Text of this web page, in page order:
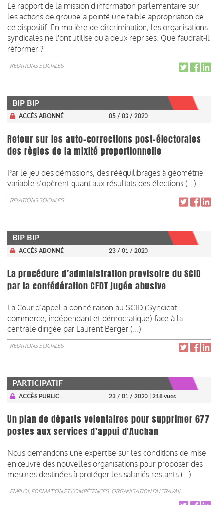
Le rapport de la mission d'information parlementaire sur
les actions de groupe a pointé une faible appropriation de
ce dispositif. En matière de discrimination, les organisations
syndicales ne l'ont utilisé qu'à deux reprises. Que faudrait-il
réformer ?
RELATIONS SOCIALES
BIP BIP
ACCÈS ABONNÉ 05 / 03 / 2020
Retour sur les auto-corrections post-électorales
des règles de la mixité proportionnelle
Par le jeu des démissions, des rééquilibrages à géométrie
variable s’opèrent quant aux résultats des élections (...)
RELATIONS SOCIALES
BIP BIP
ACCÈS ABONNÉ 23 / 01 / 2020
La procédure d’administration provisoire du SCID
par la confédération CFDT jugée abusive
La Cour d’appel a donné raison au SCID (Syndicat
commerce, indépendant et démocratique) face à la
centrale dirigée par Laurent Berger (...)
RELATIONS SOCIALES
PARTICIPATIF
ACCÈS PUBLIC 23 / 01 / 2020 | 218 vues
Un plan de départs volontaires pour supprimer 677
postes aux services d'appui d'Auchan
Nous demandons une expertise sur les conditions de mise
en œuvre des nouvelles organisations pour proposer des
mesures destinées à protéger les salariés restants (...)
EMPLOI, FORMATION ET COMPÉTENCES ORGANISATION DU TRAVAIL